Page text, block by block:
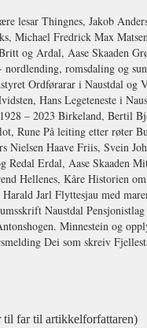
til far til artikkelforfattaren)